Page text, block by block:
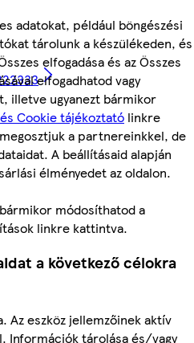
adatokat, például böngészési
tárolunk a készülékeden, és
elfogadása és az Összes
elfogadhatod vagy
illetve ugyanezt bármikor
Cookie tájékoztató linkre
a partnereinkkel, de
A beállításaid alapján
élményedet az oldalon.
módosíthatod a
linkre kattintva.
a következő célokra
Az eszköz jellemzőinek aktív
Információk tárolása és/vagy